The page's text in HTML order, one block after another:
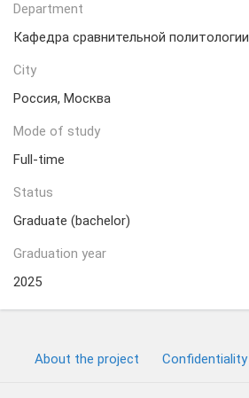
Department
Кафедра сравнительной политологии
City
Россия, Москва
Mode of study
Full-time
Status
Graduate (bachelor)
Graduation year
2025
About the project Confidentiality